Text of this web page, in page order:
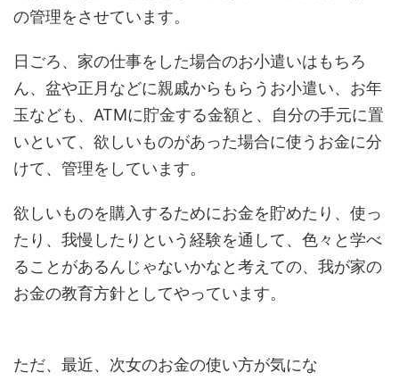
の管理をさせています。
日ごろ、家の仕事をした場合のお小遣いはもちろ
ん、盆や正月などに親戚からもらうお小遣い、お年
玉なども、ATMに貯金する金額と、自分の手元に置
いといて、欲しいものがあった場合に使うお金に分
けて、管理をしています。
欲しいものを購入するためにお金を貯めたり、使っ
たり、我慢したりという経験を通して、色々と学べ
ることがあるんじゃないかなと考えての、我が家の
お金の教育方針としてやっています。
ただ、最近、次女のお金の使い方が気にな